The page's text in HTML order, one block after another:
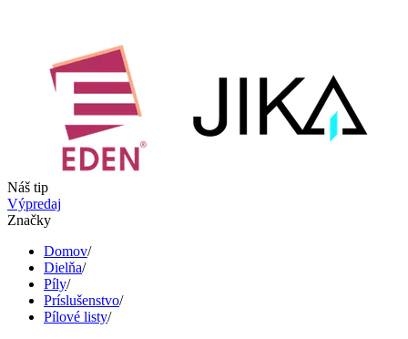
Náš tip
Výpredaj
Značky
Domov/
Dielňa/
Píly/
Príslušenstvo/
Pílové listy/